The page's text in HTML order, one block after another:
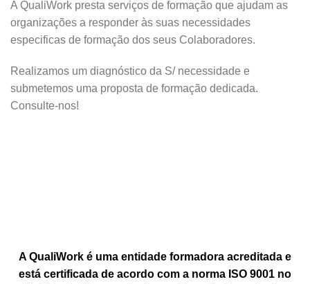
A QualiWork presta serviços de formação que ajudam as
organizações a responder às suas necessidades
especificas de formação dos seus Colaboradores.
Realizamos um diagnóstico da S/ necessidade e
submetemos uma proposta de formação dedicada.
Consulte-nos!
A QualiWork é uma entidade formadora acreditada e
está certificada de acordo com a norma ISO 9001 no